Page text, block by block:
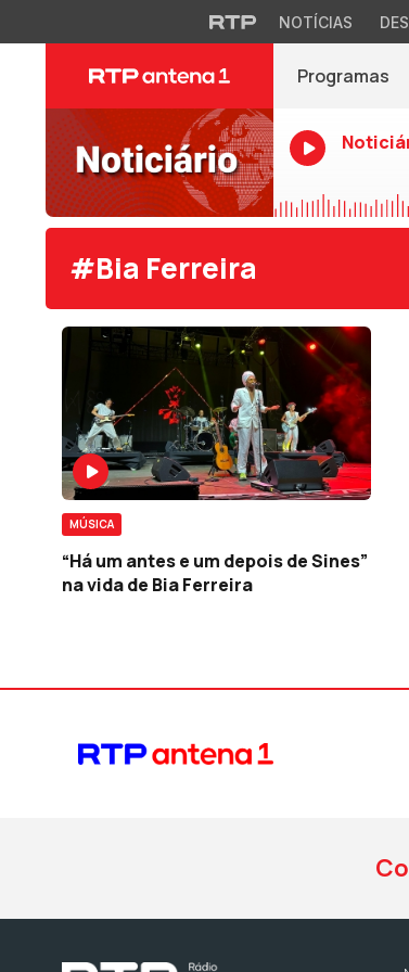
NOTÍCIAS
Programas
#Bia Ferreira
MÚSICA
“Há um antes e um depois de Sines”
na vida de Bia Ferreira